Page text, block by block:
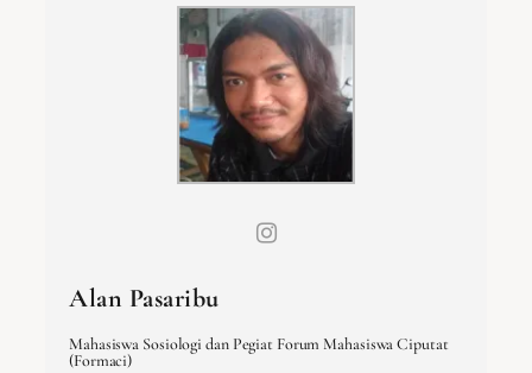
Alan Pasaribu
Mahasiswa Sosiologi dan Pegiat Forum Mahasiswa Ciputat
(Formaci)